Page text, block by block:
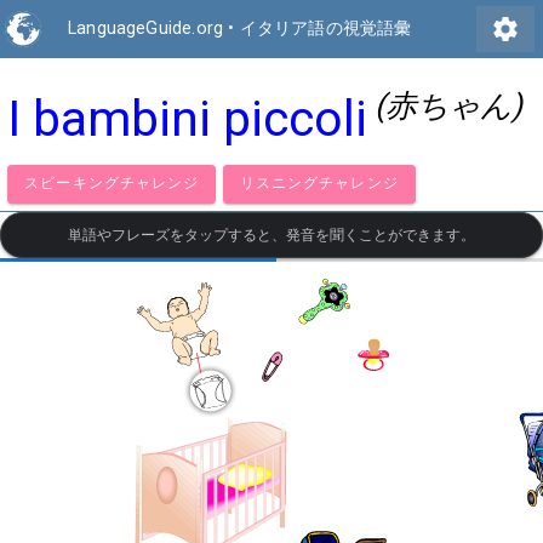
LanguageGuide.org • イタリア語の視覚語彙 settings
I bambini piccoli (赤ちゃん)
スピーキングチャレンジ リスニングチャレンジ
単語やフレーズをタップすると、発音を聞くことができます。